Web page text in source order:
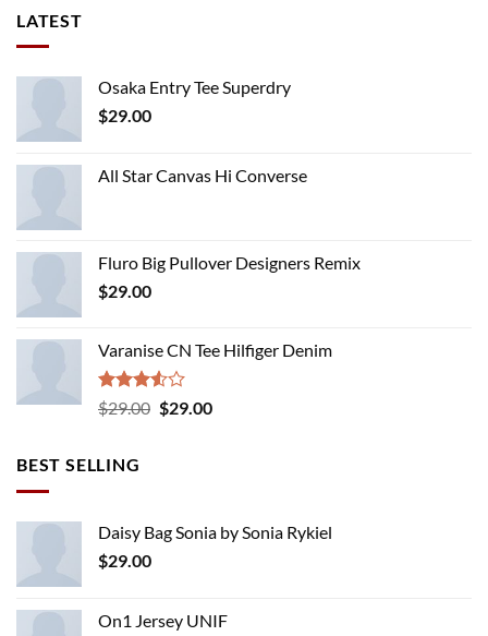
LATEST
Osaka Entry Tee Superdry
$29.00
All Star Canvas Hi Converse
Fluro Big Pullover Designers Remix
$29.00
Varanise CN Tee Hilfiger Denim
Rated
3.50
$29.00 Original
$29.00Current
BEST SELLING
Daisy Bag Sonia by Sonia Rykiel
$29.00
On1 Jersey UNIF